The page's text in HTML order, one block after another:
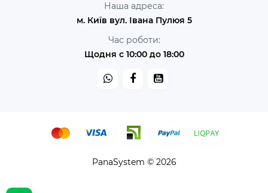
Наша адреса:
м. Київ вул. Івана Пулюя 5
Час роботи:
Щодня с 10:00 до 18:00
PanaSystem © 2026